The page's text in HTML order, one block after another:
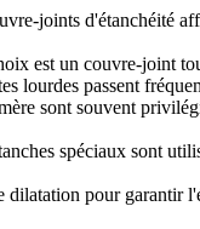
joints d'étanchéité
est un couvre-joint
lourdes passent
sont souvent
spéciaux sont
pour garantir